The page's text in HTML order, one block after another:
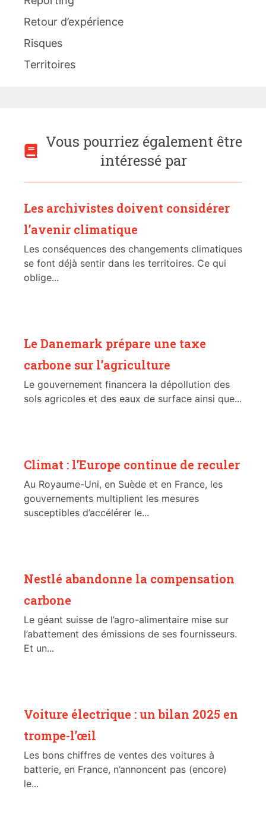
Retour d’expérience
Risques
Territoires
Vous pourriez également être
intéressé par
Les archivistes doivent considérer
l’avenir climatique
Les conséquences des changements climatiques
se font déjà sentir dans les territoires. Ce qui
oblige...
Le Danemark prépare une taxe
carbone sur l’agriculture
Le gouvernement financera la dépollution des
sols agricoles et des eaux de surface ainsi que...
Climat : l’Europe continue de reculer
Au Royaume-Uni, en Suède et en France, les
gouvernements multiplient les mesures
susceptibles d’accélérer le...
Nestlé abandonne la compensation
carbone
Le géant suisse de l’agro-alimentaire mise sur
l’abattement des émissions de ses fournisseurs.
Et un...
Voiture électrique : un bilan 2025 en
trompe-l’œil
Les bons chiffres de ventes des voitures à
batterie, en France, n’annoncent pas (encore)
le...